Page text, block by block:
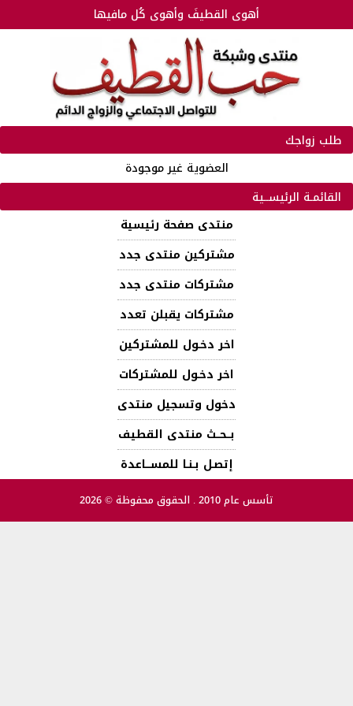
أهوى القطيفَ وأهوى كُل مافيها
طلب زواجك
العضوية غير موجودة
القائمـة الرئيســية
منتدى صفحة رئيسية
مشتركين منتدى جدد
مشتركات منتدى جدد
مشتركات يقبلن تعدد
اخر دخـول للمشتركين
اخر دخـول للمشتركات
دخول وتسجيل منتدى
بــحــث منتدى القطيف
إتصـل بـنـا للمســـاعدة
تأسس عام 2010 . الحقوق محفوظة © 2026